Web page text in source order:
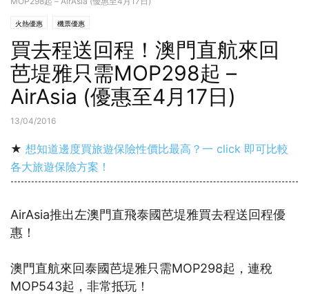
火熱優惠 機票優惠
買去程送回程！澳門直航來回
芭堤雅只需MOP298起 –
AirAsia (優惠至4月17日)
13/04/2016
★ 想知道邊度買旅遊保險性價比最高？一 click 即可比較
各大旅遊保險方案！
AirAsia推出左澳門直飛泰國芭堤雅買去程送回程優
惠！
澳門直航來回泰國芭堤雅只需MOP298起，連稅
MOP543起，非常抵玩！